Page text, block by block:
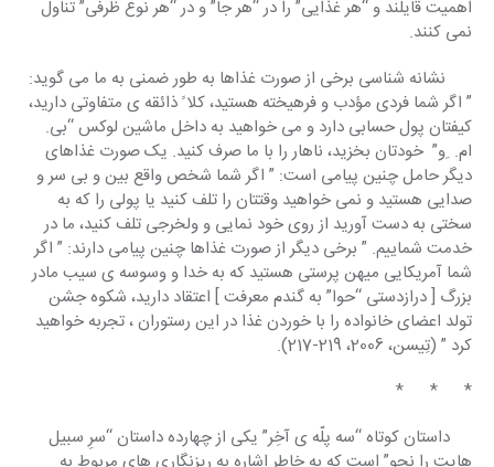
اهمیت قایلند و “هر غذایی” را در “هر جا” و در “هر نوع ظرفی” تناول
نمی کنند.
نشانه شناسی برخی از صورت غذاها به طور ضمنی به ما می گوید:
” اگر شما فردی مؤدب و فرهیخته هستید، کلا ً ذائقه ی متفاوتی دارید،
کیفتان پول حسابی دارد و می خواهید به داخل ماشین لوکس “بی.
ام.  ِو”  خودتان بخزید، ناهار را با ما صرف کنید. یک صورت غذاهای
دیگر حامل چنین پیامی است: ” اگر شما شخص واقع بین و بی سر و
صدایی هستید و نمی خواهید وقتتان را تلف کنید یا پولی را که به
سختی به دست آورید از روی خود نمایی و ولخرجی تلف کنید، ما در
خدمت شماییم. ” برخی دیگر از صورت غذاها چنین پیامی دارند: ” اگر
شما آمریکایی میهن پرستی هستید که به خدا و وسوسه ی سیب مادر
بزرگ [ درازدستی “حوا” به گندم معرفت ] اعتقاد دارید، شکوه جشن
تولد اعضای خانواده را با خوردن غذا در این رستوران ، تجربه خواهید
کرد ” (تِیسن، 2006، 219-217).
*      *      *
داستان کوتاه “سه پلّه ی آخِر” یکی از چهارده داستان “سرِ سبیل